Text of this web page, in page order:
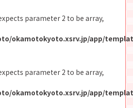
parameter 2 to be array,
okamotokyoto.xsrv.jp/app/
parameter 2 to be array,
okamotokyoto.xsrv.jp/app/